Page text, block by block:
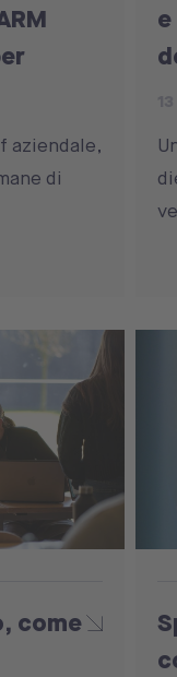
aziendale,
di
come